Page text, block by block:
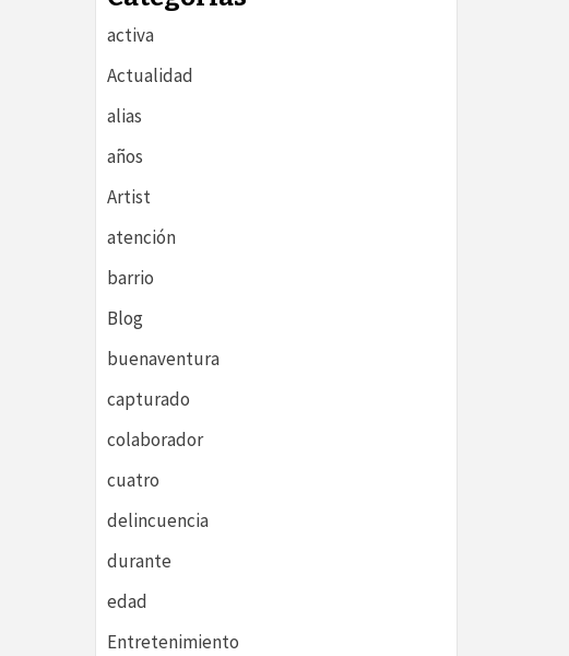
activa
Actualidad
alias
años
Artist
atención
barrio
Blog
buenaventura
capturado
colaborador
cuatro
delincuencia
durante
edad
Entretenimiento